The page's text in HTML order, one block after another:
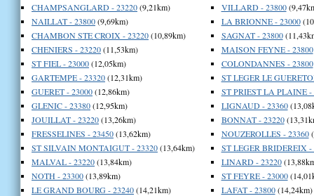
CHAMPSANGLARD - 23220(9,21km)
NAILLAT - 23800(9,69km)
CHAMBON STE CROIX - 23220(10,89km)
CHENIERS - 23220(11,53km)
ST FIEL - 23000(12,05km)
GARTEMPE - 23320(12,31km)
GUERET - 23000(12,86km)
GLENIC - 23380(12,95km)
JOUILLAT - 23220(13,26km)
FRESSELINES - 23450(13,62km)
ST SILVAIN MONTAIGUT - 23320(13,64km)
MALVAL - 23220(13,84km)
NOTH - 23300(13,89km)
LE GRAND BOURG - 23240(14,21km)
VILLARD - 23800
LA BRIONNE - 23000
SAGNAT - 23800
MAISON FEYNE - 23800
COLONDANNES - 23800
ST LEGER LE
ST PRIEST LA PLAINE -
LIGNAUD - 23360
BONNAT - 23220
NOUZEROLLES - 23360
ST LEGER BRIDEREIX -
LINARD - 23220
ST FEYRE - 23000
LAFAT - 23800(14,24km)